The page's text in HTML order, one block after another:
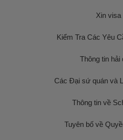
Xin visa
Kiểm Tra Các Yêu
Thông tin hải
Các Đại sứ quán và
Thông tin về
Tuyên bố về